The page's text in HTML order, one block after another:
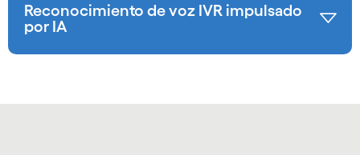
Reconocimiento de voz IVR impulsado
por IA